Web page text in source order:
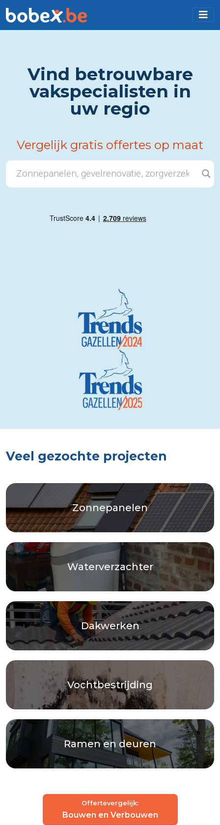
Vind betrouwbare
vakspecialisten in
uw regio
Vergelijk gratis offertes op maat
Veel gezochte projecten
Zonnepanelen
Waterverzachter
Dakwerken
Vochtbestrijding
Ramen en deuren
Offertevergelijk:
Bouwen en Verbouwen